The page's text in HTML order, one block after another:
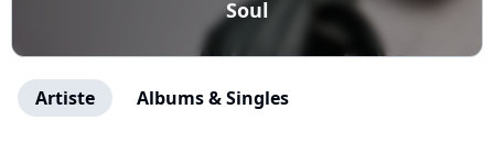
Soul
Artiste Albums & Singles